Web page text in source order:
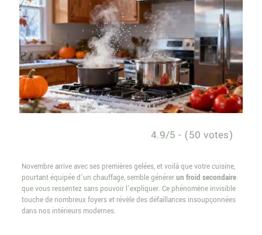
4.9/5 - (50 votes)
Novembre arrive avec ses premières gelées, et voilà que votre cuisine,
pourtant équipée d’un chauffage, semble générerun froid secondaire
que vous ressentez sans pouvoir l’expliquer. Ce phénomène invisible
touche de nombreux foyers et révèle des défaillances insoupçonnées
dans nos intérieurs modernes.